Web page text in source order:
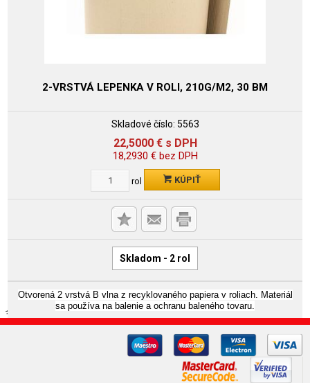
2-VRSTVÁ LEPENKA V ROLI, 210G/M2, 30 BM
Skladové číslo: 5563
22,5000 €s DPH
18,2930 €bez DPH
rol KÚPIŤ
Skladom - 2 rol
Otvorená 2 vrstvá B vlna z recyklovaného papiera v roliach. Materiál
sa používa na balenie a ochranu baleného tovaru.